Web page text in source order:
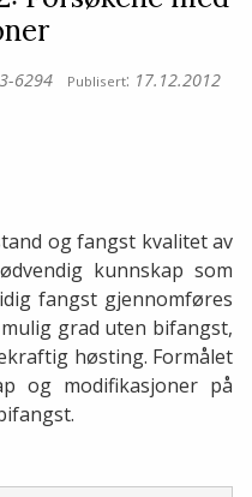
6294 Publisert: 17.12.2012
og fangst kvalitet av
kunnskap som
fangst gjennomføres
grad uten bifangst,
høsting. Formålet
og modifikasjoner på